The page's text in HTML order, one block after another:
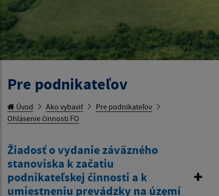
Pre podnikateľov
Úvod Ako vybaviť
Pre podnikateľov
Ohlásenie činnosti FO
Žiadosť o vydanie záväzného
stanoviska k začatiu
podnikateľskej činnosti a k
umiestneniu prevádzky na území